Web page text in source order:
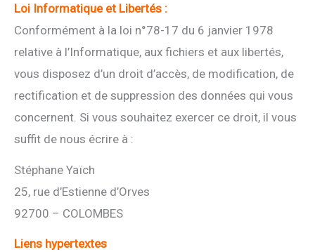
Loi Informatique et Libertés :
Conformément à la loi n°78-17 du 6 janvier 1978
relative à l’Informatique, aux fichiers et aux libertés,
vous disposez d’un droit d’accès, de modification, de
rectification et de suppression des données qui vous
concernent. Si vous souhaitez exercer ce droit, il vous
suffit de nous écrire à :
Stéphane Yaïch
25, rue d’Estienne d’Orves
92700 – COLOMBES
Liens hypertextes